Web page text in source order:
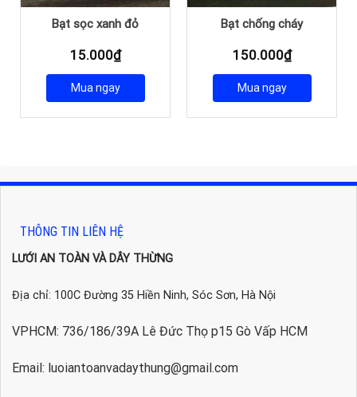
Bạt sọc xanh đỏ
15.000₫
Mua ngay
Bạt chống cháy
150.000₫
Mua ngay
THÔNG TIN LIÊN HỆ
LƯỚI AN TOÀN VÀ DÂY THỪNG
Địa chỉ: 100C Đường 35 Hiền Ninh, Sóc Sơn, Hà Nội
VPHCM: 736/186/39A Lê Đức Thọ p15 Gò Vấp HCM
Email: luoiantoanvadaythung@gmail.com